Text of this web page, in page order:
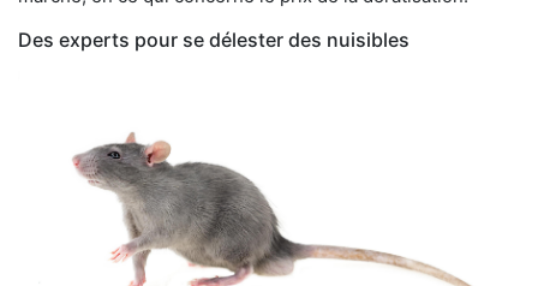
Des experts pour se délester des nuisibles